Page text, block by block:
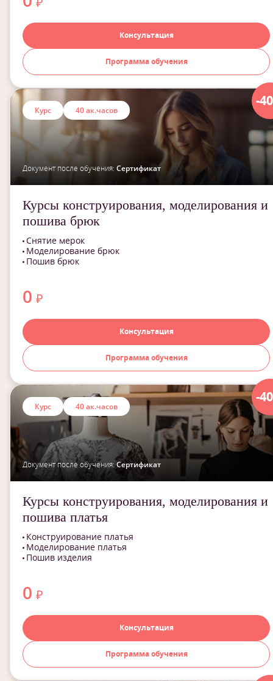
Консультация
Программа обучения
-
Курс 40 ак.часов
Документ после обучения: Сертификат
Курсы конструирования, моделирования и
пошива брюк
Снятие мерок
Моделирование брюк
Пошив брюк
0 ₽
Консультация
Программа обучения
-
Курс 40 ак.часов
Документ после обучения:Сертификат
Курсы конструирования, моделирования и
пошива платья
Конструирование платья
Моделирование платья
Пошив изделия
0 ₽
Консультация
Программа обучения